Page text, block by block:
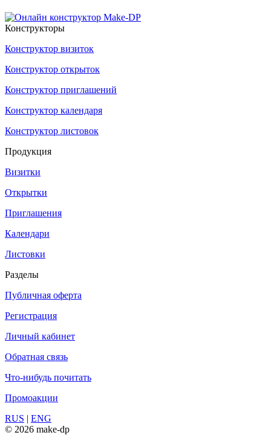
Конструкторы
Конструктор визиток
Конструктор открыток
Конструктор приглашений
Конструктор календаря
Конструктор листовок
Продукция
Визитки
Открытки
Приглашения
Календари
Листовки
Разделы
Публичная оферта
Регистрация
Личный кабинет
Обратная связь
Что-нибудь почитать
Промоакции
RUS | ENG
© 2026 make-dp